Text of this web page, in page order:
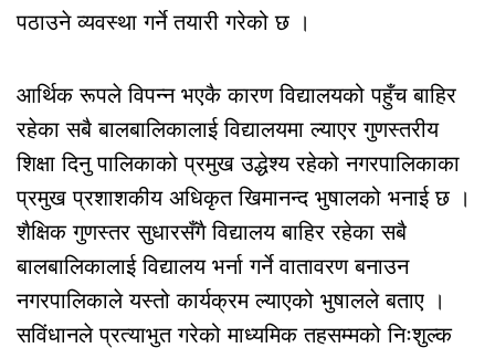
पठाउने व्यवस्था गर्ने तयारी गरेको छ ।
आर्थिक रूपले विपन्न भएकै कारण विद्यालयको पहुँच बाहिर
रहेका सबै बालबालिकालाई विद्यालयमा ल्याएर गुणस्तरीय
शिक्षा दिनु पालिकाको प्रमुख उद्धेश्य रहेको नगरपालिकाका
प्रमुख प्रशाशकीय अधिकृत खिमानन्द भुषालको भनाई छ ।
शैक्षिक गुणस्तर सुधारसँगै विद्यालय बाहिर रहेका सबै
बालबालिकालाई विद्यालय भर्ना गर्ने वातावरण बनाउन
नगरपालिकाले यस्तो कार्यक्रम ल्याएको भुषालले बताए ।
सविंधानले प्रत्याभुत गरेको माध्यमिक तहसम्मको निःशुल्क